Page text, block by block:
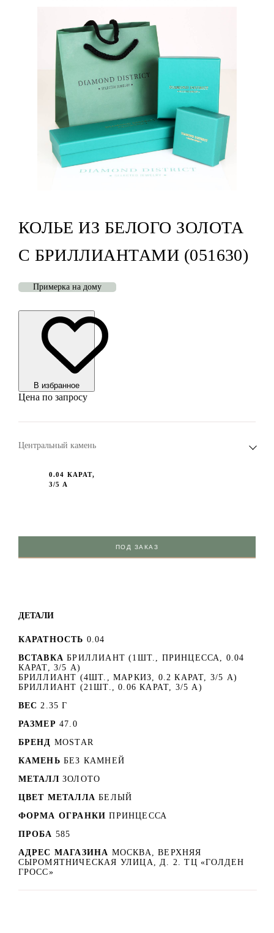
КОЛЬЕ ИЗ БЕЛОГО ЗОЛОТА
С БРИЛЛИАНТАМИ (051630)
Примерка на дому
В избранноe
Цена по запросу
Центральный камень
0.04 КАРАТ,
3/5 А
ПОД ЗАКАЗ
ДЕТАЛИ
КАРАТНОСТЬ 0.04
ВСТАВКА БРИЛЛИАНТ (1ШТ., ПРИНЦЕССА, 0.04
КАРАТ, 3/5 А)
БРИЛЛИАНТ (4ШТ., МАРКИЗ, 0.2 КАРАТ, 3/5 А)
БРИЛЛИАНТ (21ШТ., 0.06 КАРАТ, 3/5 А)
ВЕС 2.35 Г
РАЗМЕР 47.0
БРЕНД MOSTAR
КАМЕНЬ БЕЗ КАМНЕЙ
МЕТАЛЛ ЗОЛОТО
ЦВЕТ МЕТАЛЛА БЕЛЫЙ
ФОРМА ОГРАНКИ ПРИНЦЕССА
ПРОБА 585
АДРЕС МАГАЗИНА МОСКВА, ВЕРХНЯЯ
СЫРОМЯТНИЧЕСКАЯ УЛИЦА, Д. 2. ТЦ «ГОЛДЕН
ГРОСС»